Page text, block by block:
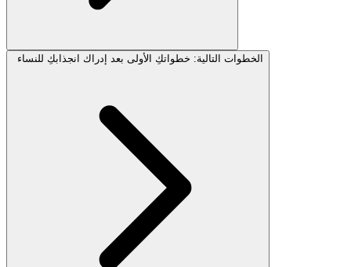
الخطوات التالية: خطواتكِ الأولى بعد إدراك انجذابكِ للنساء